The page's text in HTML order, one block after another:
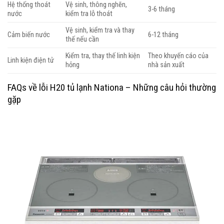
Hệ thống thoát
nước
Vệ sinh, thông nghẽn,
kiểm tra lỗ thoát
3-6 tháng
Cảm biến nước
Vệ sinh, kiểm tra và thay
thế nếu cần
6-12 tháng
Linh kiện điện tử
Kiểm tra, thay thế linh kiện
hỏng
Theo khuyến cáo của
nhà sản xuất
FAQs về lỗi H20 tủ lạnh Nationa – Những câu hỏi thường
gặp